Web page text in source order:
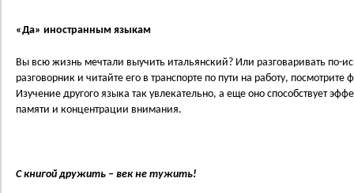
«Да» иностранным языкам
Вы всю жизнь мечтали выучить итальянский? Или разговаривать по-
разговорник и читайте его в транспорте по пути на работу,
Изучение другого языка так увлекательно, а еще оно способствует
памяти и концентрации внимания.
С книгой дружить – век не тужить!